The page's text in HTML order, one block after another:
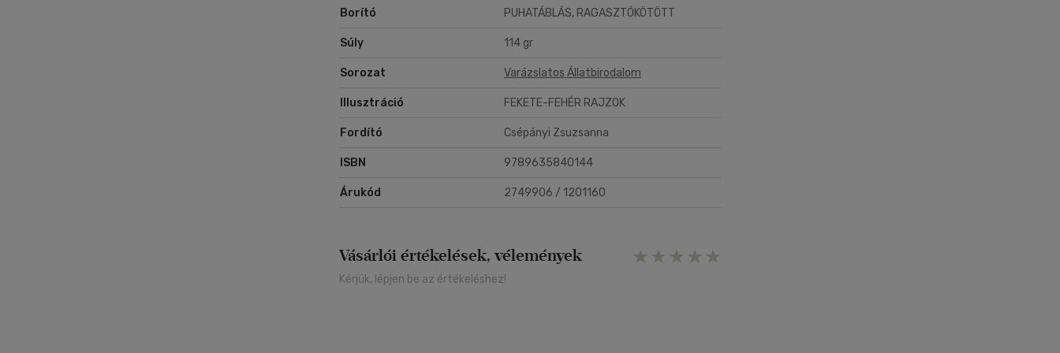
Borító PUHATÁBLÁS, RAGASZTÓKÖTÖTT
Súly 114 gr
Sorozat Varázslatos Állatbirodalom
Illusztráció FEKETE-FEHÉR RAJZOK
Fordító Csépányi Zsuzsanna
ISBN 9789635840144
Árukód 2749906 / 1201160
Vásárlói értékelések, vélemények
Kérjük, lépjen be az értékeléshez!